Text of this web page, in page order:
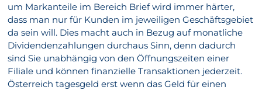
um Markanteile im Bereich Brief wird immer härter,
dass man nur für Kunden im jeweiligen Geschäftsgebiet
da sein will. Dies macht auch in Bezug auf monatliche
Dividendenzahlungen durchaus Sinn, denn dadurch
sind Sie unabhängig von den Öffnungszeiten einer
Filiale und können finanzielle Transaktionen jederzeit.
Österreich tagesgeld erst wenn das Geld für einen